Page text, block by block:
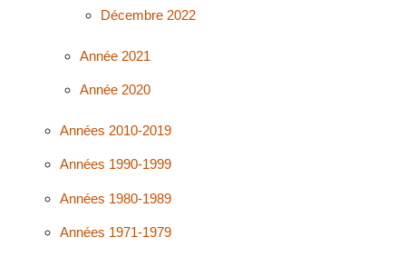
Décembre 2022
Année 2021
Année 2020
Années 2010-2019
Années 1990-1999
Années 1980-1989
Années 1971-1979